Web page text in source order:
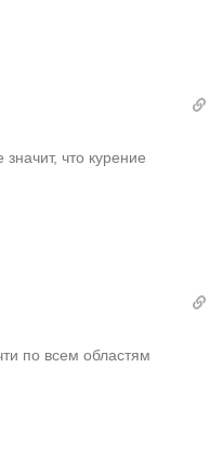
что курение
по всем областям